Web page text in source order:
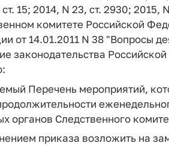
15; 2014, N 23, ст. 2930; 2015,
комитете Российской
от 14.01.2011 N 38 "Вопросы
законодательства
Перечень мероприятий,
органов Следственного
приказа возложить на